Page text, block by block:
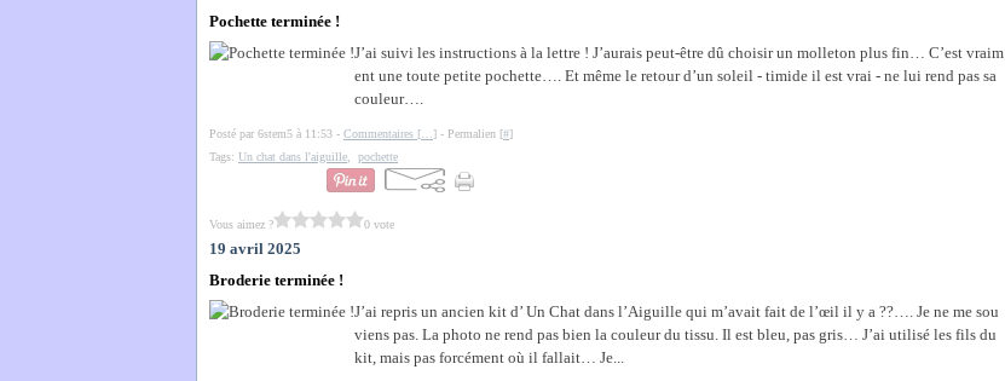
Pochette terminée !
J’ai suivi les instructions à la lettre ! J’aurais peut-être dû choisir un molleton plus fin… C’est vraim
ent une toute petite pochette…. Et même le retour d’un soleil - timide il est vrai - ne lui rend pas sa
couleur….
Posté par 6stem5 à 11:53 - Commentaires [ ] - Permalien [#]
Tags: Un chat dans l'aiguille pochette
Vous aimez ? 0 vote
19 avril 2025
Broderie terminée !
J’ai repris un ancien kit d’ Un Chat dans l’Aiguille qui m’avait fait de l’œil il y a ??…. Je ne me sou
viens pas. La photo ne rend pas bien la couleur du tissu. Il est bleu, pas gris… J’ai utilisé les fils du
kit, mais pas forcément où il fallait… Je...